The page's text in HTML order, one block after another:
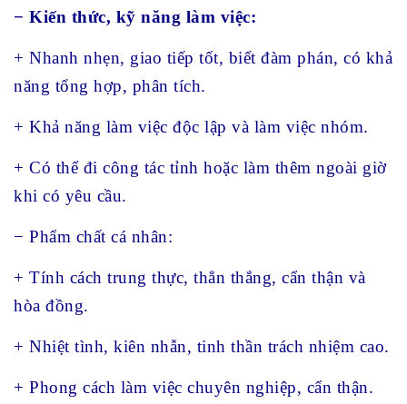
− Kiến thức, kỹ năng làm việc:
+ Nhanh nhẹn, giao tiếp tốt, biết đàm phán, có khả
năng tổng hợp, phân tích.
+ Khả năng làm việc độc lập và làm việc nhóm.
+ Có thể đi công tác tỉnh hoặc làm thêm ngoài giờ
khi có yêu cầu.
− Phẩm chất cá nhân:
+ Tính cách trung thực, thẳn thắng, cẩn thận và
hòa đồng.
+ Nhiệt tình, kiên nhẫn, tinh thần trách nhiệm cao.
+ Phong cách làm việc chuyên nghiệp, cẩn thận.